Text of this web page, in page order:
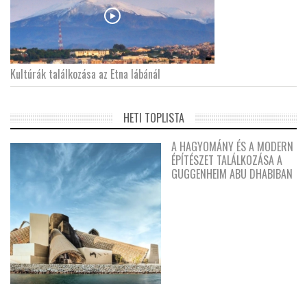
Kultúrák találkozása az Etna lábánál
HETI TOPLISTA
A HAGYOMÁNY ÉS A MODERN
ÉPÍTÉSZET TALÁLKOZÁSA A
GUGGENHEIM ABU DHABIBAN